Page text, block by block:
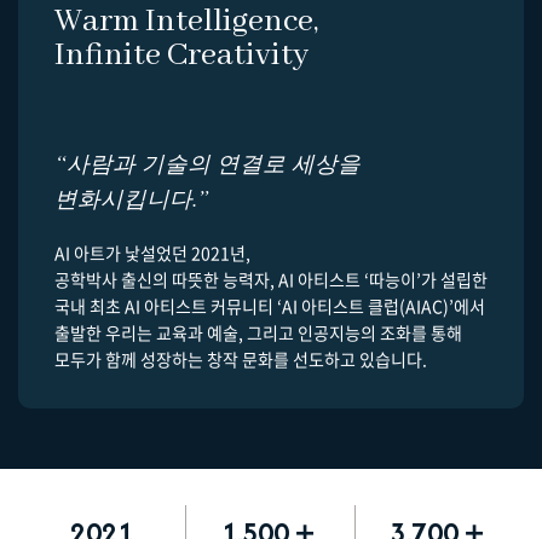
Warm Intelligence,
Infinite Creativity
“사람과 기술의 연결로 세상을
변화시킵니다.”
AI 아트가 낯설었던 2021년,
공학박사 출신의 따뜻한 능력자, AI 아티스트 ‘따능이’가 설립한
국내 최초 AI 아티스트 커뮤니티 ‘AI 아티스트 클럽(AIAC)’에서
출발한 우리는 교육과 예술, 그리고 인공지능의 조화를 통해
모두가 함께 성장하는 창작 문화를 선도하고 있습니다.